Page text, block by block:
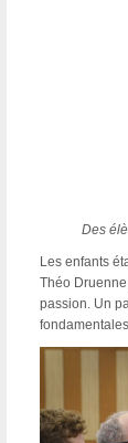
Des
Les enfants
Théo
passion. Un